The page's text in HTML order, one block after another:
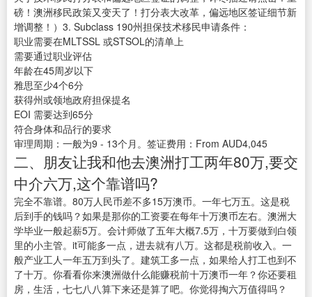
磅！澳洲移民政策又变天了！打分表大改革，偏远地区签证细节新
增调整！）3. Subclass 190州担保技术移民申请条件：
职业需要在MLTSSL 或STSOL的清单上
需要通过职业评估
年龄在45周岁以下
雅思至少4个6分
获得州或领地政府担保提名
EOI 需要达到65分
符合身体和品行的要求
审理周期：一般为9 - 13个月。签证费用：From AUD4,045
二、朋友让我和他去澳洲打工两年80万,要交
中介六万,这个靠谱吗?
完全不靠谱。80万人民币差不多15万澳币。一年七万五。这是税
后到手的钱吗？如果是那你的工资要在每年十万澳币左右。澳洲大
学毕业一般起薪5万。会计师做了五年大概7.5万，十万要做到白领
里的小主管。it可能多一点，进去就有八万。这都是税前收入。一
般产业工人一年五万到头了。建筑工多一点，如果给人打工也到不
了十万。你看看你来澳洲做什么能赚税前十万澳币一年？你还要租
房，生活，七七八八算下来还是算了吧。你觉得掏六万值得吗？